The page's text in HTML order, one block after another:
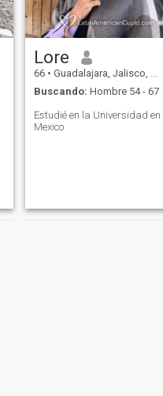
Lore
66 • Guadalajara, Jalisco, México
Buscando: Hombre 54 - 67
Estudié en la Universidad en
Mexico